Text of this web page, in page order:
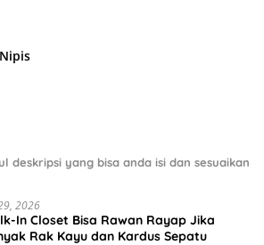
deskripsi yang bisa anda isi dan sesuaikan
2026
In Closet Bisa Rawan Rayap Jika
Rak Kayu dan Kardus Sepatu